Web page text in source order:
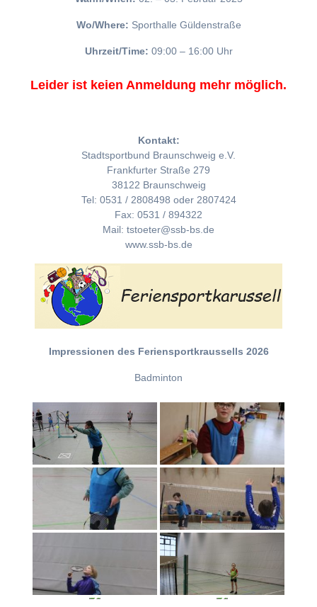
Wo/Where: Sporthalle Güldenstraße
Uhrzeit/Time: 09:00 – 16:00 Uhr
Leider ist keien Anmeldung mehr möglich.
Kontakt:
Stadtsportbund Braunschweig e.V.
Frankfurter Straße 279
38122 Braunschweig
Tel: 0531 / 2808498 oder 2807424
Fax: 0531 / 894322
Mail: tstoeter@ssb-bs.de
www.ssb-bs.de
Impressionen des Feriensportkraussells 2026
Badminton